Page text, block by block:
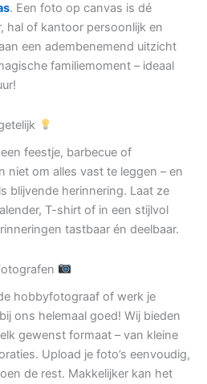
. Een foto op canvas is dé
hal of kantoor persoonlijk en
een adembenemend uitzicht
familiemoment – ideaal
feestje, barbecue of
niet om alles vast te leggen – en
blijvende herinnering. Laat ze
T-shirt of in een stijlvol
tastbaar én deelbaar.
hobbyfotograaf of werk je
ons helemaal goed! Wij bieden
gewenst formaat – van kleine
Upload je foto’s eenvoudig,
de rest. Makkelijker kan het